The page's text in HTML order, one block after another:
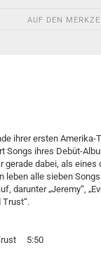
AUF DEN
ihrer ersten Amerika-
Songs ihres Debüt-
gerade dabei, als eines
leben alle sieben
darunter „Jeremy“,
Trust“.
5:50